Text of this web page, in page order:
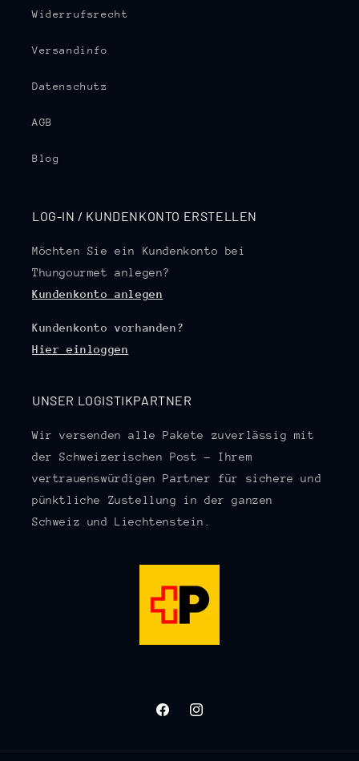
Widerrufsrecht
Versandinfo
Datenschutz
AGB
Blog
LOG-IN / KUNDENKONTO ERSTELLEN
Möchten Sie ein Kundenkonto bei
Thungourmet anlegen?
Kundenkonto anlegen
Kundenkonto vorhanden?
Hier einloggen
UNSER LOGISTIKPARTNER
Wir versenden alle Pakete zuverlässig mit
der Schweizerischen Post – Ihrem
vertrauenswürdigen Partner für sichere und
pünktliche Zustellung in der ganzen
Schweiz und Liechtenstein.
FacebookInstagram